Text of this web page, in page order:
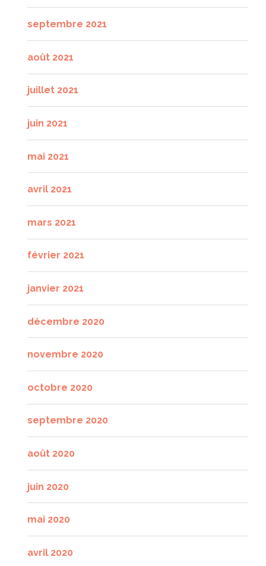
septembre 2021
août 2021
juillet 2021
juin 2021
mai 2021
avril 2021
mars 2021
février 2021
janvier 2021
décembre 2020
novembre 2020
octobre 2020
septembre 2020
août 2020
juin 2020
mai 2020
avril 2020